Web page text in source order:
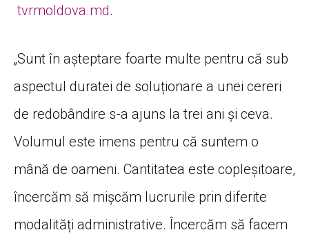
tvrmoldova.md .
„Sunt în așteptare foarte multe pentru că sub
aspectul duratei de soluționare a unei cereri
de redobândire s-a ajuns la trei ani și ceva.
Volumul este imens pentru că suntem o
mână de oameni. Cantitatea este copleșitoare,
încercăm să mișcăm lucrurile prin diferite
modalități administrative. Încercăm să facem